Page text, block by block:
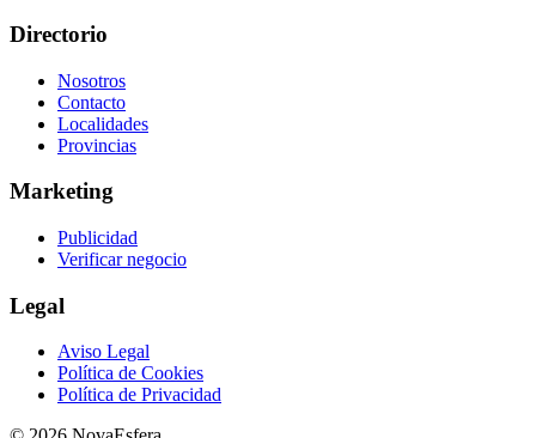
Directorio
Nosotros
Contacto
Localidades
Provincias
Marketing
Publicidad
Verificar negocio
Legal
Aviso Legal
Política de Cookies
Política de Privacidad